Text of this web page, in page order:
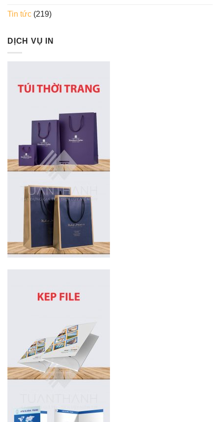
Tin tức (219)
DỊCH VỤ IN